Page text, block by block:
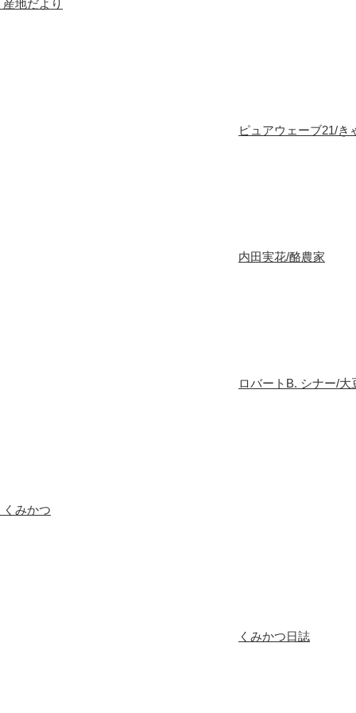
産地だより
ピュアウェーブ21/き
内田実花/酪農家
ロバートB. シナー/大
くみかつ
くみかつ日誌